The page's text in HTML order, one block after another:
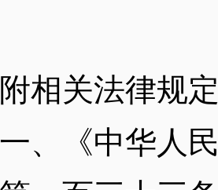
关法律规
《中华人民